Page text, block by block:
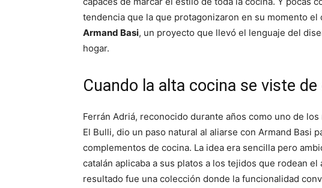
e
n
e
n
e
n
tendencia que la que protagonizaron en su momento el
Armand Basi, un proyecto que llevó el lenguaje del
hogar.
Cuando la alta cocina se viste de
Ferrán Adriá, reconocido durante años como uno de
El Bulli, dio un paso natural al aliarse con Armand Basi
complementos de cocina. La idea era sencilla pero
catalán aplicaba a sus platos a los tejidos que rodean
resultado fue una colección donde la funcionalidad